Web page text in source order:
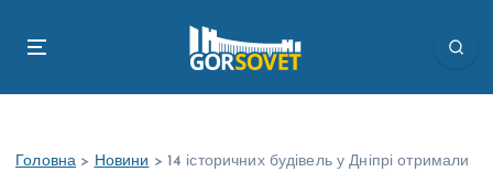
Головна > Новини > 14 історичних будівель у Дніпрі отримали